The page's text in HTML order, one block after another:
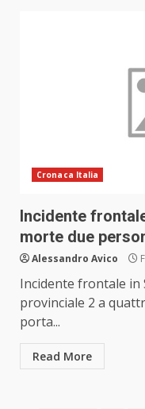
Cronaca Italia
Incidente
morte due
Alessandro Avico
Incidente frontale in
provinciale 2 a
porta...
Read More